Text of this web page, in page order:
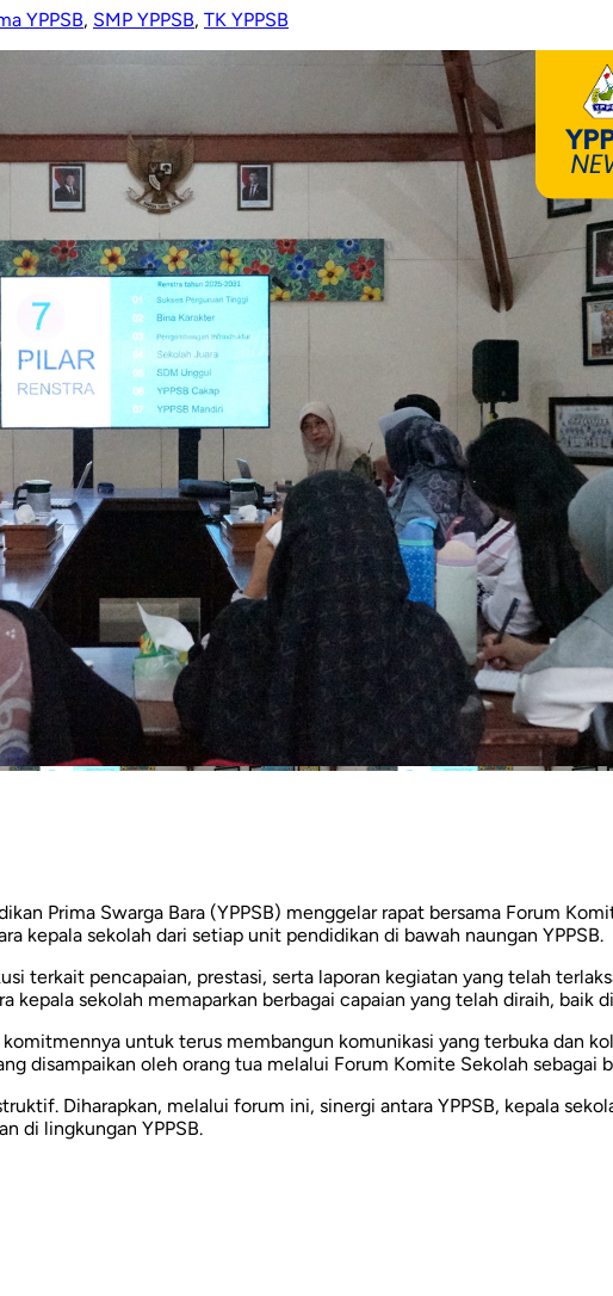
YPPSB, SMP YPPSB, TK YPPSB
Prima Swarga Bara (YPPSB) menggelar rapat bersama Forum
kepala sekolah dari setiap unit pendidikan di bawah naungan YPPSB.
terkait pencapaian, prestasi, serta laporan kegiatan yang telah
kepala sekolah memaparkan berbagai capaian yang telah diraih, baik
untuk terus membangun komunikasi yang terbuka dan
disampaikan oleh orang tua melalui Forum Komite Sekolah sebagai
Diharapkan, melalui forum ini, sinergi antara YPPSB, kepala
di lingkungan YPPSB.